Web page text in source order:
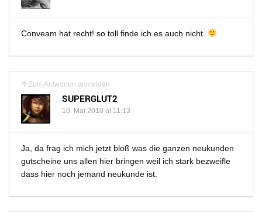
Conveam hat recht! so toll finde ich es auch nicht.
Zum Antworten anmelden
SUPERGLUT2
10. Mai 2010 at 11:13
Ja, da frag ich mich jetzt bloß was die ganzen neukunden
gutscheine uns allen hier bringen weil ich stark bezweifle
dass hier noch jemand neukunde ist.